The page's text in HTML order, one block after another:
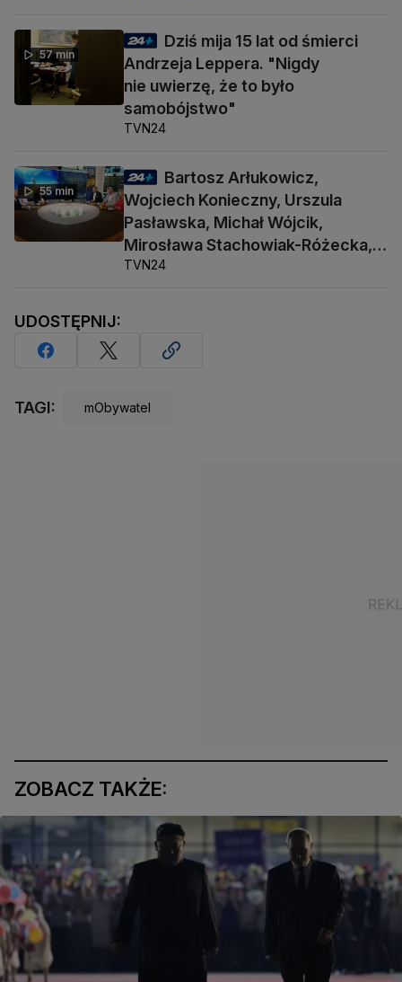
57 min
Dziś mija 15 lat od śmierci
Andrzeja Leppera. "Nigdy
nie uwierzę, że to było
samobójstwo"
TVN24
55 min
Bartosz Arłukowicz,
Wojciech Konieczny, Urszula
Pasławska, Michał Wójcik,
Mirosława Stachowiak-Różecka,
Barbara Socha
TVN24
UDOSTĘPNIJ:
TAGI: mObywatel
ZOBACZ TAKŻE: